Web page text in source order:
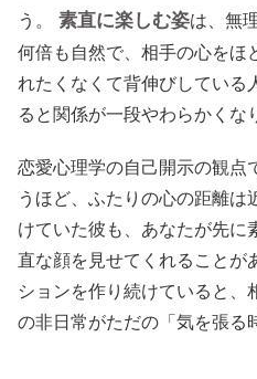
う。
素直に楽しむ姿は、無
何倍も自然で、相手の心をほ
れたくなくて背伸びしている
ると関係が一段やわらかくな
恋愛心理学の自己開示の観点
うほど、ふたりの心の距離は
けていた彼も、あなたが先に
直な顔を見せてくれることが
ションを作り続けていると、
の非日常がただの「気を張る